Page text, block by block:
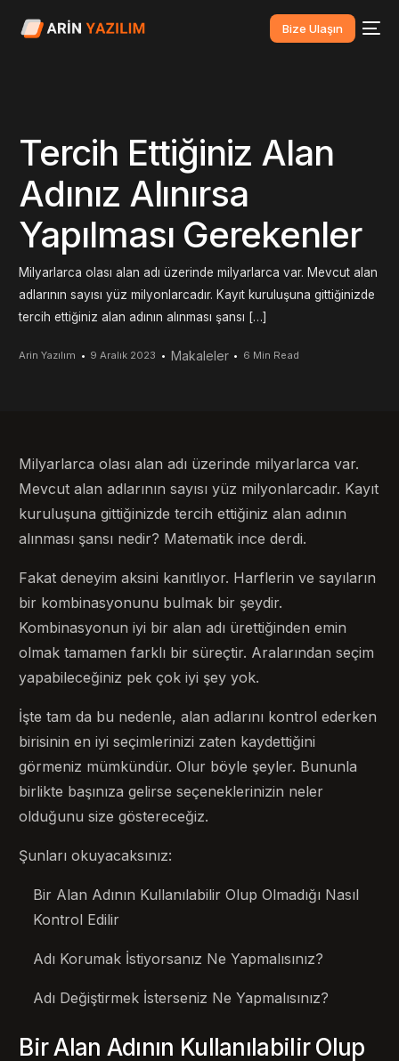
Bize Ulaşın
Tercih Ettiğiniz Alan
Adınız Alınırsa
Yapılması Gerekenler
Milyarlarca olası alan adı üzerinde milyarlarca var. Mevcut alan
adlarının sayısı yüz milyonlarcadır. Kayıt kuruluşuna gittiğinizde
tercih ettiğiniz alan adının alınması şansı […]
Arin Yazılım 9 Aralık 2023 Makaleler 6 Min Read
Milyarlarca olası alan adı üzerinde milyarlarca var.
Mevcut alan adlarının sayısı yüz milyonlarcadır. Kayıt
kuruluşuna gittiğinizde tercih ettiğiniz alan adının
alınması şansı nedir? Matematik ince derdi.
Fakat deneyim aksini kanıtlıyor. Harflerin ve sayıların
bir kombinasyonunu bulmak bir şeydir.
Kombinasyonun iyi bir alan adı ürettiğinden emin
olmak tamamen farklı bir süreçtir. Aralarından seçim
yapabileceğiniz pek çok iyi şey yok.
İşte tam da bu nedenle, alan adlarını kontrol ederken
birisinin en iyi seçimlerinizi zaten kaydettiğini
görmeniz mümkündür. Olur böyle şeyler. Bununla
birlikte başınıza gelirse seçeneklerinizin neler
olduğunu size göstereceğiz.
Şunları okuyacaksınız:
Bir Alan Adının Kullanılabilir Olup Olmadığı Nasıl
Kontrol Edilir
Adı Korumak İstiyorsanız Ne Yapmalısınız?
Adı Değiştirmek İsterseniz Ne Yapmalısınız?
Bir Alan Adının Kullanılabilir Olup